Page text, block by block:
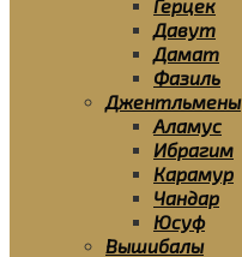
Герцек
Давут
Дамат
Фазиль
Джентльмены
Аламус
Ибрагим
Карамур
Чандар
Юсуф
Вышибалы